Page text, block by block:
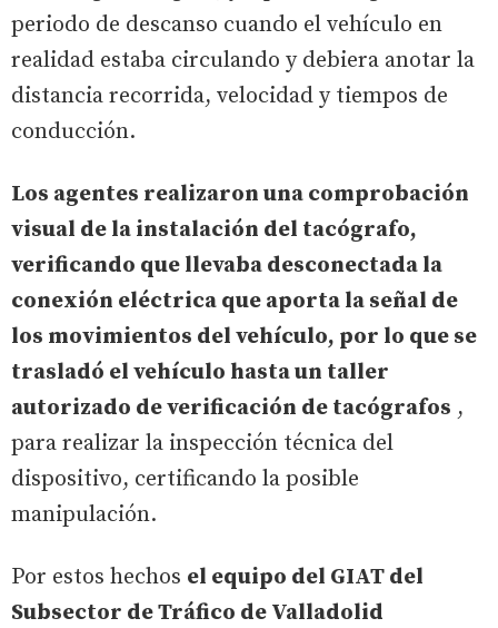
periodo de descanso cuando el vehículo en
realidad estaba circulando y debiera anotar la
distancia recorrida, velocidad y tiempos de
conducción.
Los agentes realizaron una comprobación
visual de la instalación del tacógrafo,
verificando que llevaba desconectada la
conexión eléctrica que aporta la señal de
los movimientos del vehículo, por lo que se
trasladó el vehículo hasta un taller
autorizado de verificación de tacógrafos ,
para realizar la inspección técnica del
dispositivo, certificando la posible
manipulación.
Por estos hechos el equipo del GIAT del
Subsector de Tráfico de Valladolid